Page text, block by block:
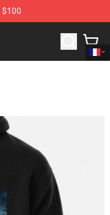
$100
Two Souls